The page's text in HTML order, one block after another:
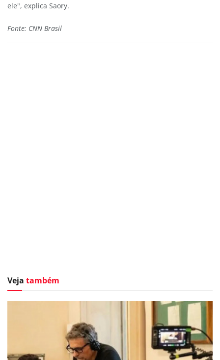
ele", explica Saory.
Fonte: CNN Brasil
Veja também